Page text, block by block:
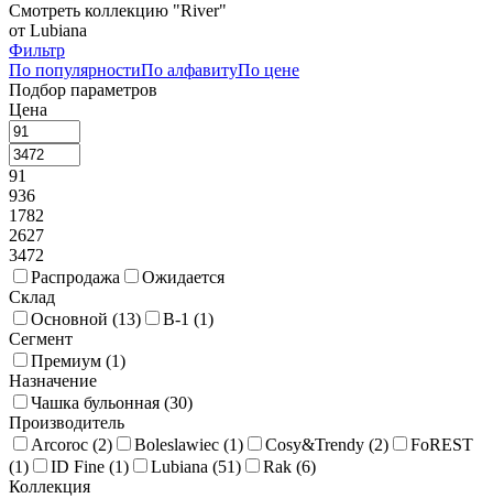
Смотреть коллекцию "River"
от Lubiana
Фильтр
По популярностиПо алфавитуПо цене
Подбор параметров
Цена
91
936
1782
2627
3472
Распродажа
Ожидается
Склад
Основной (13) В-1 (1)
Сегмент
Премиум (1)
Назначение
Чашка бульонная (30)
Производитель
Arcoroc (2) Boleslawiec (1) Cosy&Trendy (2)
FoREST
(1) ID Fine (1) Lubiana (51) Rak (6)
Коллекция